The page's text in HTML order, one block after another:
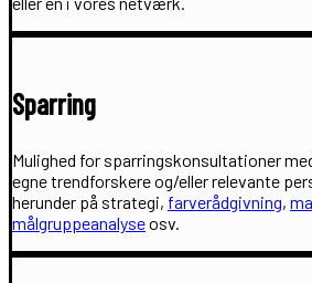
Sparring
Mulighed for sparringskonsultationer
egne trendforskere og/eller relevante
herunder på strategi, farverådgivning,
målgruppeanalyseosv.